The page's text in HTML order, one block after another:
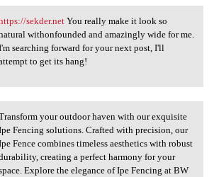
sekder.net You really
sekder.netYou really make it look so
withonfounded and amazingly wide for me.
searching forward for your next post, I'll
to get its hang!
your outdoor haven
your outdoor haven with our exquisite
Fencing solutions. Crafted with precision, our
Fence combines timeless aesthetics with robust
creating a perfect harmony for your
Explore the elegance of Ipe Fencing at BW